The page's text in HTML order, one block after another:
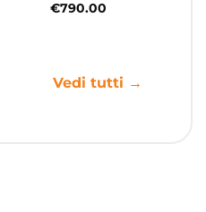
€790.00
Vedi tutti →